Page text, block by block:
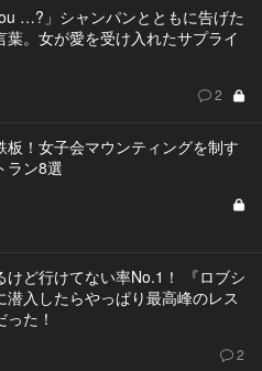
…?」シャンパンとともに告げた
葉。女が愛を受け入れたサプライ
2
板！女子会マウンティングを制す
ラン8選
けど行けてない率No.1！ 『ロブシ
潜入したらやっぱり最高峰のレス
った！
2